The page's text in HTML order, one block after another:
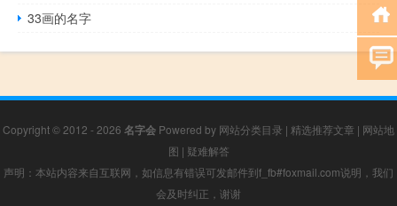
33画的名字
Copyright © 2012 - 2026 名字会 Powered by 网站分类目录 | 精选推荐文章 | 网站地
图 | 疑难解答
声明：本站内容来自互联网，如信息有错误可发邮件到f_fb#foxmail.com说明，我们
会及时纠正，谢谢